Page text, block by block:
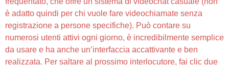
è adatto quindi per chi vuole fare videochiamate senza
registrazione a persone specifiche). Può contare su
numerosi utenti attivi ogni giorno, è incredibilmente semplice
da usare e ha anche un’interfaccia accattivante e ben
realizzata. Per saltare al prossimo interlocutore, fai clic due